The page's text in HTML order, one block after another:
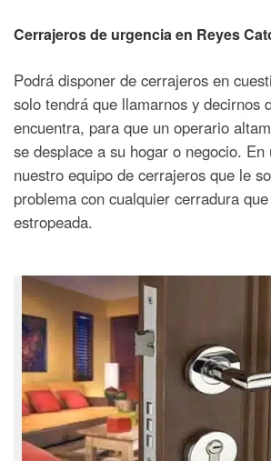
Cerrajeros de urgencia en Reyes
Podrá disponer de cerrajeros en
solo tendrá que llamarnos y decirnos
encuentra, para que un operario
se desplace a su hogar o negocio.
nuestro equipo de cerrajeros que le
problema con cualquier cerradura
estropeada.